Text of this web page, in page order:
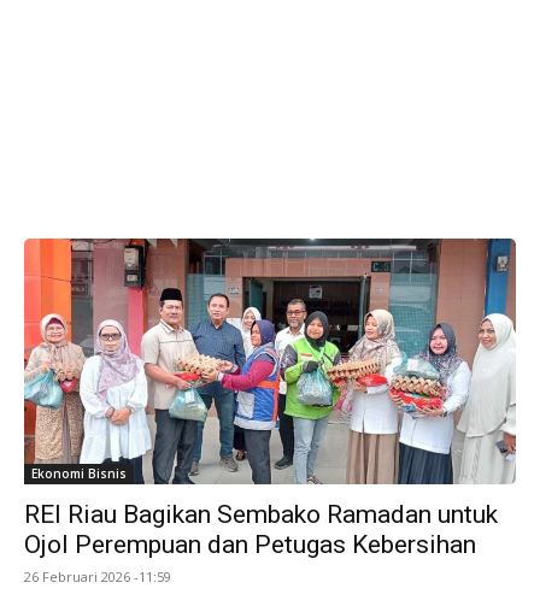
Ekonomi Bisnis
REI Riau Bagikan Sembako Ramadan untuk
Ojol Perempuan dan Petugas Kebersihan
26 Februari 2026 -11:59